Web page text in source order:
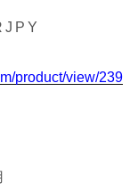
product/view/239